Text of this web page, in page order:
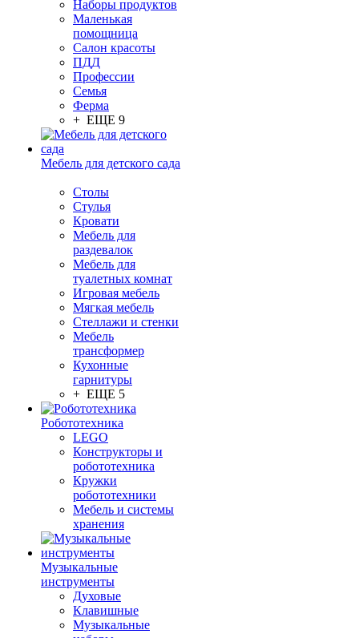
Наборы продуктов
Маленькая
помощница
Салон красоты
ПДД
Профессии
Семья
Ферма
+ ЕЩЕ 9
Мебель для детского сада
Столы
Cтулья
Кровати
Мебель для
раздевалок
Мебель для
туалетных комнат
Игровая мебель
Мягкая мебель
Стеллажи и стенки
Мебель
трансформер
Кухонные
гарнитуры
+ ЕЩЕ 5
Робототехника
LEGO
Конструкторы и
робототехника
Кружки
робототехники
Мебель и системы
хранения
Музыкальные
инструменты
Духовые
Клавишные
Музыкальные